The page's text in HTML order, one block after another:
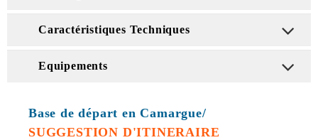
Caractéristiques Techniques
Equipements
Base de départ en Camargue/
SUGGESTION D'ITINERAIRE